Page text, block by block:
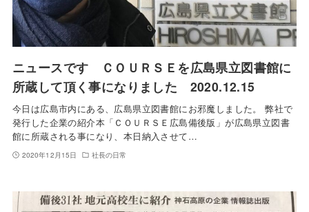
ニュースです ＣＯＵＲＳＥを広島県立図書館に
所蔵して頂く事になりました 2020.12.15
今日は広島市内にある、広島県立図書館にお邪魔しました。 弊社で
発行した企業の紹介本「ＣＯＵＲＳＥ広島備後版」が広島県立図書
館に所蔵される事になり、本日納入させて…
2020年12月15日 社長の日常